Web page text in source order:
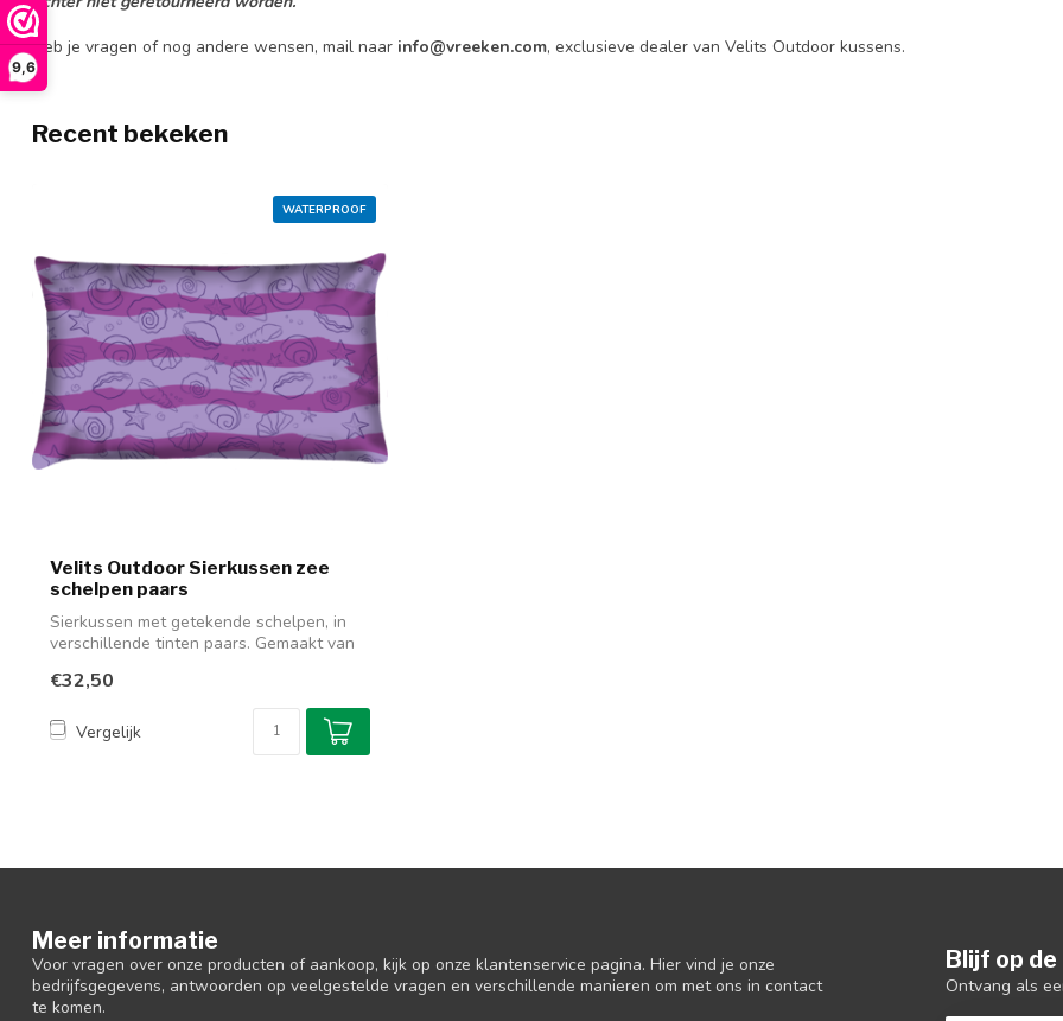
9,6
Heb je vragen of nog andere wensen, mail naar info@vreeken.com, exclusieve dealer van Velits Outdoor kussens.
Recent bekeken
WATERPROOF
Velits Outdoor Sierkussen zee
schelpen paars
Sierkussen met getekende schelpen, in
verschillende tinten paars. Gemaakt van
€32,50
Vergelijk
Meer informatie
Voor vragen over onze producten of aankoop, kijk op onze klantenservice pagina. Hier vind je onze
bedrijfsgegevens, antwoorden op veelgestelde vragen en verschillende manieren om met ons in contact
te komen.
Blijf op
Ontvang als